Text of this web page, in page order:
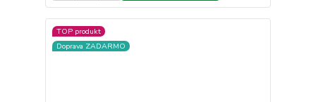
TOP produkt
Doprava ZADARMO